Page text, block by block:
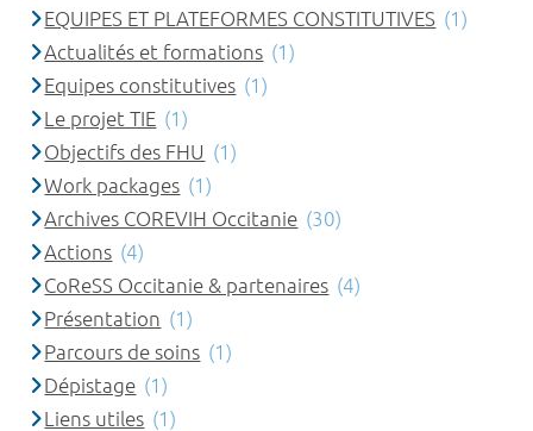
EQUIPES ET PLATEFORMES CONSTITUTIVES (1)
Actualités et formations (1)
Equipes constitutives (1)
Le projet TIE (1)
Objectifs des FHU (1)
Work packages (1)
Archives COREVIH Occitanie (30)
Actions (4)
CoReSS Occitanie & partenaires (4)
Présentation (1)
Parcours de soins (1)
Dépistage (1)
Liens utiles (1)